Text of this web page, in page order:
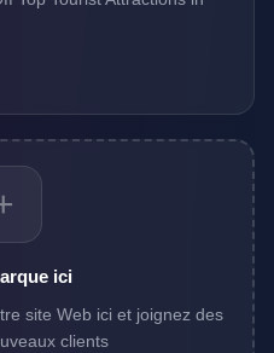
ici
site Web ici et joignez des
clients